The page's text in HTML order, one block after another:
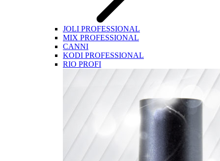
JOLI PROFESSIONAL
MIX PROFESSIONAL
CANNI
KODI PROFESSIONAL
RIO PROFI